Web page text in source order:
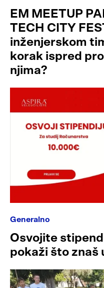
EM MEETUP
TECH CITY
inženjerskom
korak ispred
njima?
Generalno
Osvojite
pokaži što znaš